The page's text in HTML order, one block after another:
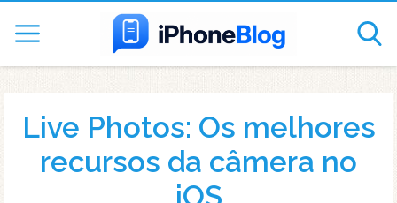
Live Photos: Os melhores
recursos da câmera no